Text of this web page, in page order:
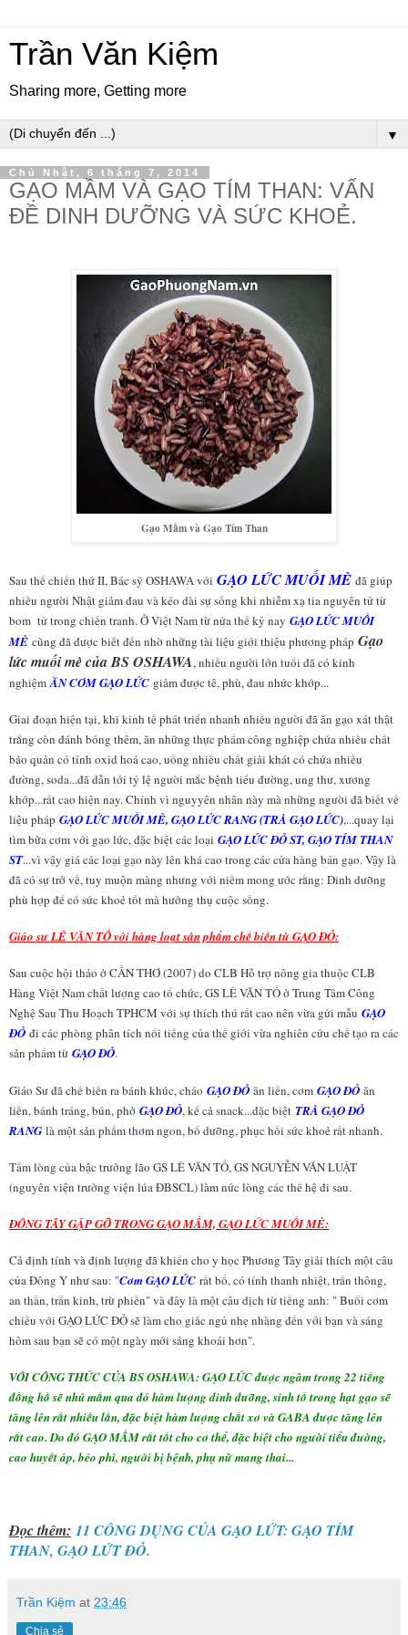
Trần Văn Kiệm
Sharing more, Getting more
▼
Chủ Nhật, 6 tháng 7, 2014
GẠO MẦM VÀ GẠO TÍM THAN: VẤN
ĐỀ DINH DƯỠNG VÀ SỨC KHOẺ.
Gạo Mầm và Gạo Tím Than
Sau thế chiến thứ II, Bác sỹ OSHAWA với GẠO LỨC MUỐI MÈ đã giúp
nhiều người Nhật giảm đau và kéo dài sự sống khi nhiễm xạ tia nguyên tử từ
bom tử trong chiến tranh. Ở Việt Nam từ nửa thế kỷ nay GẠO LỨC MUỐI
MÈ cũng đã được biết đến nhờ những tài liệu giới thiệu phương pháp Gạo
lức muối mè của BS OSHAWA, nhiều người lớn tuổi đã có kinh
nghiệmĂN CƠM GẠO LỨC giảm được tê, phù, đau nhức khớp...
Giai đoạn hiện tại, khi kinh tế phát triển nhanh nhiều người đã ăn gạo xát thật
trắng còn đánh bóng thêm, ăn những thực phẩm công nghiệp chứa nhiều chất
bảo quản có tính oxid hoá cao, uống nhiều chất giải khát có chứa nhiều
đường, soda...đã dẫn tới tỷ lệ người mắc bệnh tiểu đường, ung thư, xương
khớp...rất cao hiện nay. Chính vì nguyyên nhân này mà những người đã biết về
liệu pháp GẠO LỨC MUỐI MÈ, GẠO LỨC RANG (TRÀ GẠO LỨC),...quay lại
tìm bữa cơm với gạo lức, đặc biệt các loại GẠO LỨC ĐỎ ST, GẠO TÍM THAN
ST...vì vậy giá các loại gạo này lên khá cao trong các cửa hàng bán gạo. Vậy là
đã có sự trở về, tuy muộn màng nhưng với niềm mong ước rằng: Dinh dưỡng
phù hợp để có sức khoẻ tốt mà hưởng thụ cuộc sống.
Giáo sư LÊ VĂN TỐ với hàng loạt sản phẩm chế biến từ GẠO ĐỎ:
Sau cuộc hội thảo ở CẦN THƠ (2007) do CLB Hỗ trợ nông gia thuộc CLB
Hàng Việt Nam chất lượng cao tổ chức, GS LÊ VĂN TỐ ở Trung Tâm Công
Nghệ Sau Thu Hoạch TPHCM với sự thích thú rất cao nên vừa gửi mẫu GẠO
ĐỎ đi các phòng phân tích nổi tiếng của thế giới vừa nghiên cứu chế tạo ra các
sản phẩm từ GẠO ĐỎ.
Giáo Sư đã chế biến ra bánh khúc, cháo GẠO ĐỎ ăn liền, cơm GẠO ĐỎ ăn
liền, bánh tráng, bún, phở GẠO ĐỎ, kể cả snack...đặc biệt TRÀ GẠO ĐỎ
RANG là một sản phẩm thơm ngon, bổ dưỡng, phục hồi sức khoẻ rất nhanh.
Tấm lòng của bậc trưởng lão GS LÊ VĂN TỐ, GS NGUYỄN VĂN LUẬT
(nguyên viện trưởng viện lúa ĐBSCL) làm nức lòng các thế hệ đi sau.
ĐÔNG TÂY GẶP GỠ TRONG GẠO MẦM, GẠO LỨC MUỐI MÈ:
Cả định tính và định lượng đã khiến cho y học Phương Tây giải thích một câu
của Đông Y như sau: "Cơm GẠO LỨC rất bổ, có tính thanh nhiệt, trấn thông,
an thần, trấn kinh, trừ phiền" và đây là một câu dịch từ tiếng anh: " Buổi cơm
chiều với GẠO LỨC ĐỎ sẽ làm cho giấc ngủ nhẹ nhàng đến với bạn và sáng
hôm sau bạn sẽ có một ngày mới sảng khoái hơn".
VỚI CÔNG THỨC CỦA BS OSHAWA: GẠO LỨC được ngâm trong 22 tiếng
đồng hồ sẽ nhú mầm qua đó hàm lượng dinh dưỡng, sinh tố trong hạt gạo sẽ
tăng lên rất nhiều lần, đặc biệt hàm lượng chất xơ và GABA được tăng lên
rất cao. Do đó GẠO MẦM rất tốt cho cơ thể, đặc biệt cho người tiểu đường,
cao huyết áp, béo phì, người bị bệnh, phụ nữ mang thai...
Đọc thêm: 11 CÔNG DỤNG CỦA GẠO LỨT: GẠO TÍM
THAN, GẠO LỨT ĐỎ.
Trần Kiệm at 23:46
Chia sẻ